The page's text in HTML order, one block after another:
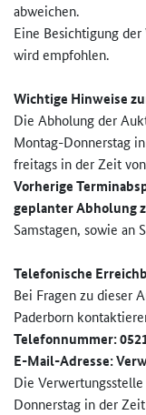
abweichen.
Eine Besichtigung
wird empfohlen.
Wichtige Hinweise
Die Abholung der
Montag-Donnerstag
freitags in der Zeit
Vorherige
geplanter Abholung
Samstagen, sowie an
Telefonische
Bei Fragen zu dieser
Paderborn
Telefonnummer:
E-Mail-Adresse:
Die
Donnerstag in der